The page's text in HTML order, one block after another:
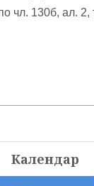
чл. 130б, ал. 2,
Календар